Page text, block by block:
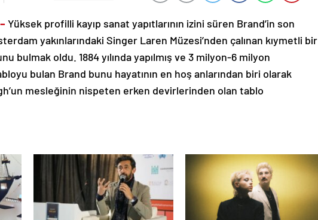
Yüksek profilli kayıp sanat yapıtlarının izini süren Brand’in son
yakınlarındaki Singer Laren Müzesi’nden çalınan kıymetli bir
bulmak oldu. 1884 yılında yapılmış ve 3 milyon-6 milyon
bulan Brand bunu hayatının en hoş anlarından biri olarak
mesleğinin nispeten erken devirlerinden olan tablo